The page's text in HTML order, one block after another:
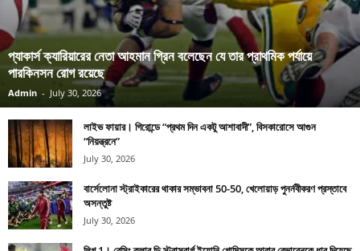
প্যাকার্স ক্যারিয়ারের নেতা আহমান গ্রিন বলেছেন যে তার প্রাথমিক পর্যায়ে
পারকিনসন রোগ রয়েছে
Admin - July 30, 2026
লাইভ ফায়ার। গিরোন্ডে “প্রথম দিন একটু আশাবাদী”, বিসকারোসে আগুন
“নিয়ন্ত্রনে”
July 30, 2026
বার্সেলোনা স্ট্রাইকারের থাকার সম্ভাবনা 50-50, খেলোয়াড় পুনর্নবীকরণ প্রস্তাবে
অসন্তুষ্ট
July 30, 2026